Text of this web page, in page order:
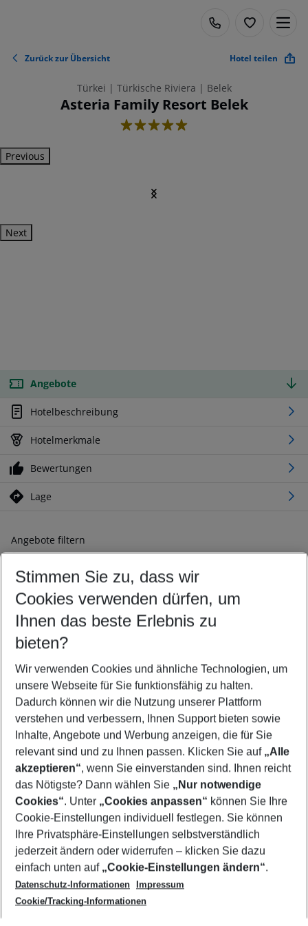
Zurück zur Übersicht Hotel teilen
Türkei | Türkische Riviera | Belek
Asteria Family Resort Belek
5
Previous
Next
Angebote
Hotelbeschreibung
Hotelmerkmale
Bewertungen
Lage
Angebote filtern
Ändern Sie Ihre Kriterien nach Ihren Wünschen
Abflughafen wählen
Beliebiger Abflughafen
Reisezeitraum wählen
09.08.26– 07.08.27 5-8 Nächte
2 Erwachsene Keine Kinder
Mehr Filter anzeigen
Footer
Footer navigation
Über uns
AGB
Cookie-Einstellungen ändern
Cookie-Richtlinie
Datenschutz
Service & Hilfe
Barrierefreies Reisen
Check-in
Folgen Sie uns
Stimmen Sie zu, dass wir
Cookies verwenden dürfen, um
Ihnen das beste Erlebnis zu
bieten?
Wir verwenden Cookies und ähnliche Technologien, um
unsere Webseite für Sie funktionsfähig zu halten.
Dadurch können wir die Nutzung unserer Plattform
verstehen und verbessern, Ihnen Support bieten sowie
Inhalte, Angebote und Werbung anzeigen, die für Sie
relevant sind und zu Ihnen passen. Klicken Sie auf „Alle
akzeptieren“, wenn Sie einverstanden sind. Ihnen reicht
das Nötigste? Dann wählen Sie „Nur notwendige
Cookies“. Unter „Cookies anpassen“ können Sie Ihre
Cookie-Einstellungen individuell festlegen. Sie können
Ihre Privatsphäre-Einstellungen selbstverständlich
jederzeit ändern oder widerrufen – klicken Sie dazu
einfach unten auf „Cookie-Einstellungen ändern“.
Datenschutz-Informationen
Impressum
Cookie/Tracking-Informationen